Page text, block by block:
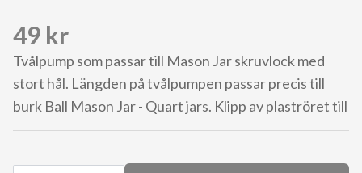
49 kr
Tvålpump som passar till Mason Jar skruvlock med
stort hål. Längden på tvålpumpen passar precis till
burk Ball Mason Jar - Quart jars. Klipp av plaströret till